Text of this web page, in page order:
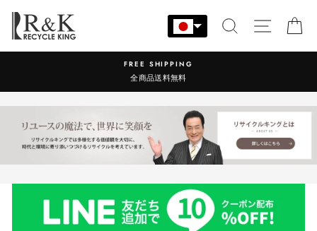
ン
す
検索 サイト
営業時間：9:00-17:30 年中無休